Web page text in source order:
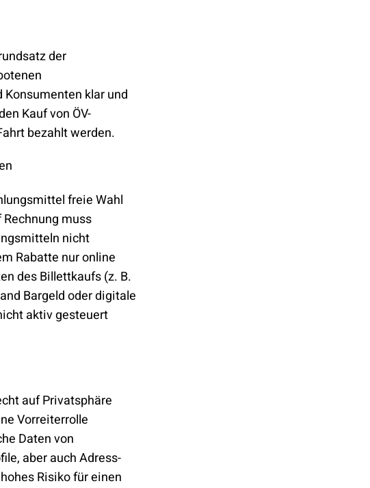
der
klar und
Kauf von ÖV-
bezahlt werden.
freie Wahl
muss
nicht
Rabatte nur online
des Billettkaufs (z. B.
Bargeld oder digitale
aktiv gesteuert
auf Privatsphäre
Vorreiterrolle
Daten von
aber auch Adress-
Risiko für einen